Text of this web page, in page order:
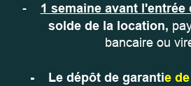
- 1 semaine avant l'entrée
solde de la location,
bancaire ou
- Le dépôt de garantie